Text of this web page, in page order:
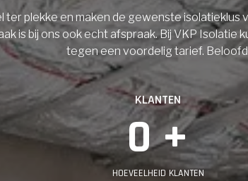
ter plekke en maken de gewenste isolatieklus
is bij ons ook echt afspraak. Bij VKP Isolatie
tegen een voordelig tarief.
KLANTEN
0 +
HOEVEELHEID KLANTEN